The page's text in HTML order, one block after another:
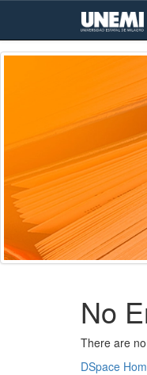
Skip
No
There are
DSpace